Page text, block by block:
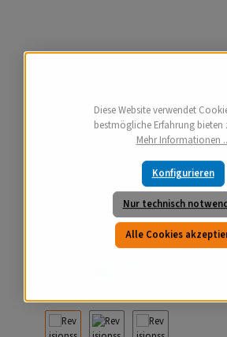
Diese Website verwendet
bestmögliche Erfahrung bieten
Mehr Informationen
Nur technisch
Konfigurieren
Alle Cookies